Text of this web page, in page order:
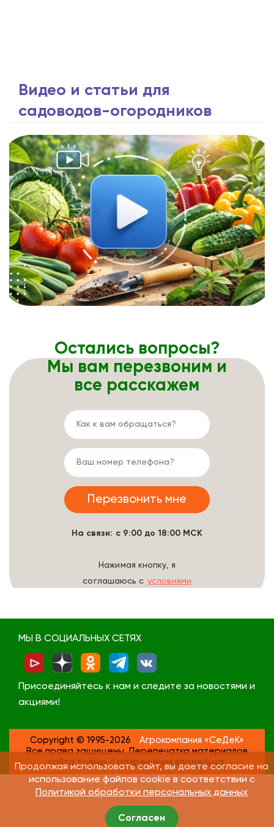
Видео и статьи для
садоводов-огородников
Остались вопросы?
Мы вам перезвоним и
все расскажем
На связи: с 9:00 до 18:00 МСК
Нажимая кнопку, я
соглашаюсь с условиями
МЫ В СОЦИАЛЬНЫХ СЕТЯХ
Присоединяйтесь к нам и следите за новостями и
акциями!
Copyright © 1995-2026
Агрокомпания «СеДеК»
Все права защищены. Перепечатка материалов
сайта только с разрешения владельца.
Продолжая использовать сайт, вы даете согласие на
использование файлов cookie в соответствии с
Политикой обработки персональных данных
Согласен